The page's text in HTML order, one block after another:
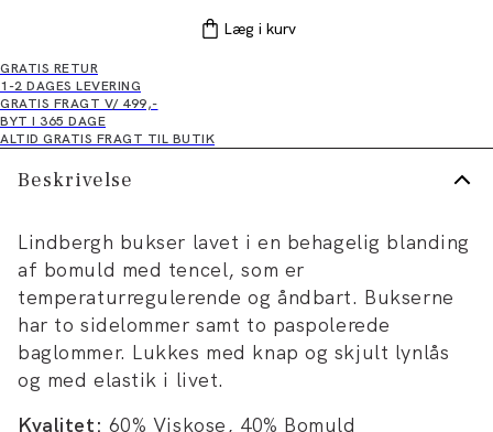
Læg i kurv
GRATIS RETUR
1-2 DAGES LEVERING
GRATIS FRAGT V/ 499,-
BYT I 365 DAGE
ALTID GRATIS FRAGT TIL BUTIK
Beskrivelse
Lindbergh bukser lavet i en behagelig blanding
af bomuld med tencel, som er
temperaturregulerende og åndbart. Bukserne
har to sidelommer samt to paspolerede
baglommer. Lukkes med knap og skjult lynlås
og med elastik i livet.
Kvalitet: 60% Viskose, 40% Bomuld